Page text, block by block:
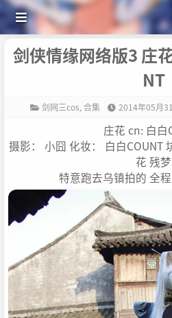
剑侠情缘网络版3 庄
NT
剑网三cos,合集 2014年05月
庄花 cn: 白白
摄影： 小囧 化妆： 白白COUNT
花 残梦
特意跑去乌镇拍的 全